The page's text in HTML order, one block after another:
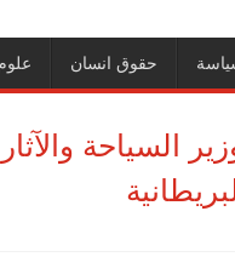
حقوق انسان
السياحة